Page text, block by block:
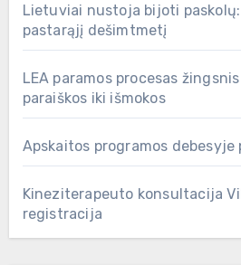
Lietuviai nustoja bijoti
pastarąjį dešimtmetį
LEA paramos procesas
paraiškos iki išmokos
Apskaitos programos debesyje
Kineziterapeuto konsultacija
registracija